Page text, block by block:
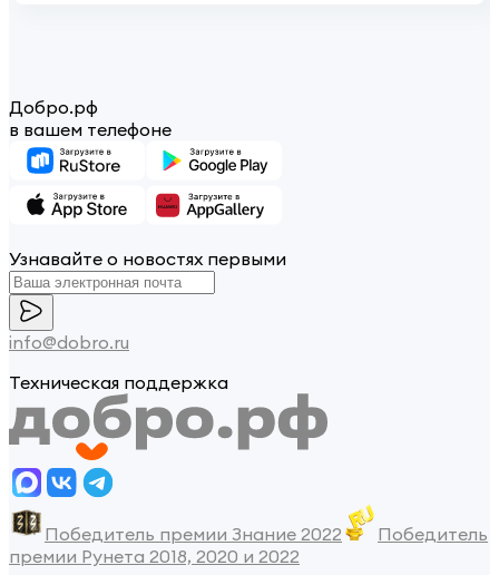
Добро.рф
в вашем телефоне
Узнавайте о новостях первыми
info@dobro.ru
Техническая поддержка
Победитель премии Знание 2022
Победитель
премии Рунета 2018, 2020 и 2022